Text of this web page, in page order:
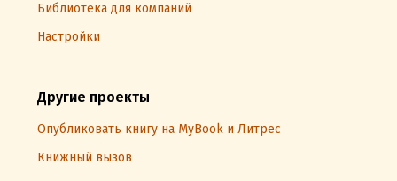
Библиотека для компаний
Настройки
Другие проекты
Опубликовать книгу на MyBook и Литрес
Книжный вызов